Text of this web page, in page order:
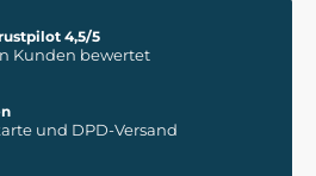
4,5/5
Kunden bewertet
und DPD-Versand